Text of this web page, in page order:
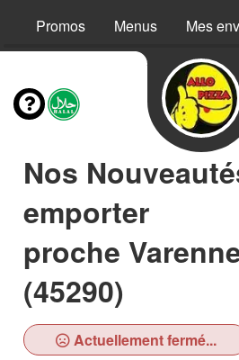
Promos Menus Mes
Nos
emporter
proche
(45290)
Actuellement fermé...